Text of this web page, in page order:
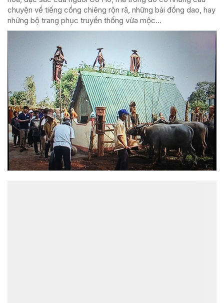
chuyện về tiếng cồng chiêng rộn rã, những bài đồng dao, hay
những bộ trang phục truyền thống vừa mộc...